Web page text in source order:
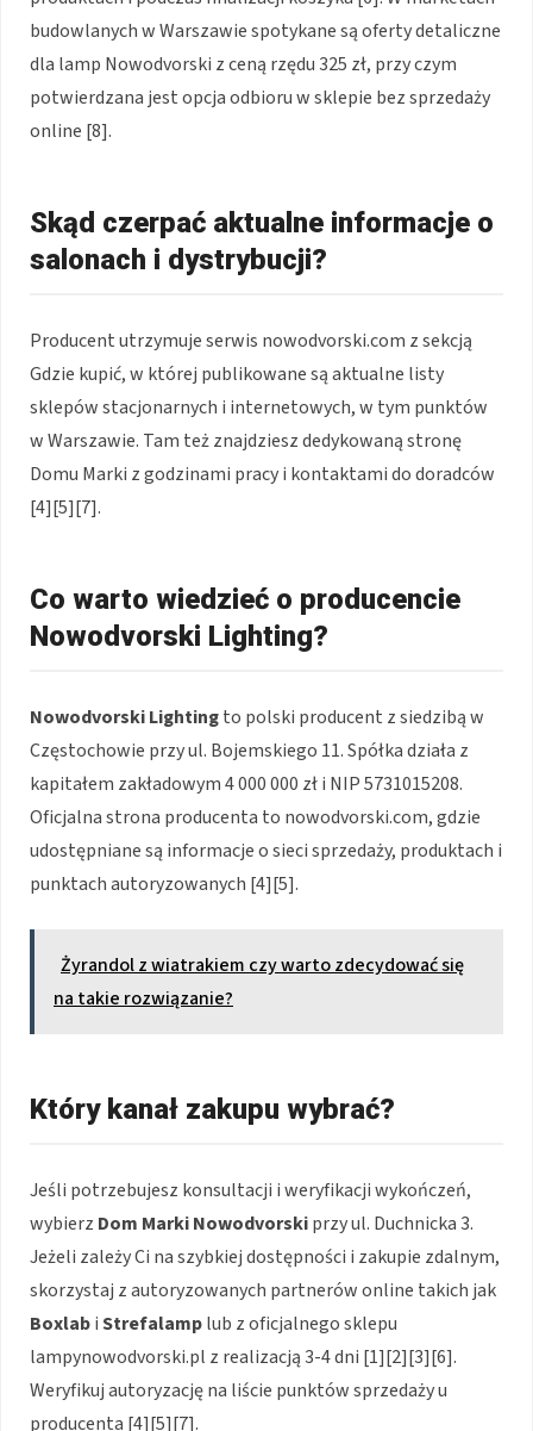
budowlanych w Warszawie spotykane są oferty detaliczne
dla lamp Nowodvorski z ceną rzędu 325 zł, przy czym
potwierdzana jest opcja odbioru w sklepie bez sprzedaży
online [8].
Skąd czerpać aktualne informacje o
salonach i dystrybucji?
Producent utrzymuje serwis nowodvorski.com z sekcją
Gdzie kupić, w której publikowane są aktualne listy
sklepów stacjonarnych i internetowych, w tym punktów
w Warszawie. Tam też znajdziesz dedykowaną stronę
Domu Marki z godzinami pracy i kontaktami do doradców
[4][5][7].
Co warto wiedzieć o producencie
Nowodvorski Lighting?
Nowodvorski Lightingto polski producent z siedzibą w
Częstochowie przy ul. Bojemskiego 11. Spółka działa z
kapitałem zakładowym 4 000 000 zł i NIP 5731015208.
Oficjalna strona producenta to nowodvorski.com, gdzie
udostępniane są informacje o sieci sprzedaży, produktach i
punktach autoryzowanych [4][5].
Żyrandol z wiatrakiem czy warto zdecydować się
na takie rozwiązanie?
Który kanał zakupu wybrać?
Jeśli potrzebujesz konsultacji i weryfikacji wykończeń,
wybierz Dom Marki Nowodvorskiprzy ul. Duchnicka 3.
Jeżeli zależy Ci na szybkiej dostępności i zakupie zdalnym,
skorzystaj z autoryzowanych partnerów online takich jak
BoxlabiStrefalamplub z oficjalnego sklepu
lampynowodvorski.pl z realizacją 3-4 dni [1][2][3][6].
Weryfikuj autoryzację na liście punktów sprzedaży u
producenta [4][5][7].